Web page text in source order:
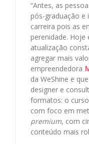
“Antes, as
pós-graduação e
carreira pois as
perenidade. Hoje
atualização
agregar mais
empreendedora
da WeShine e
designer e
formatos: o curso
com foco em
premium, com
conteúdo mais